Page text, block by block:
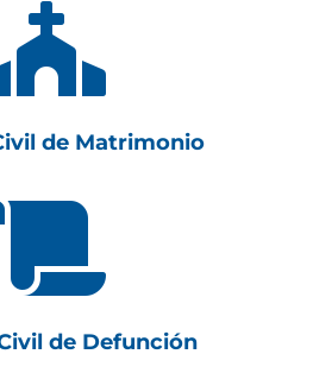
de Matrimonio
de Defunción